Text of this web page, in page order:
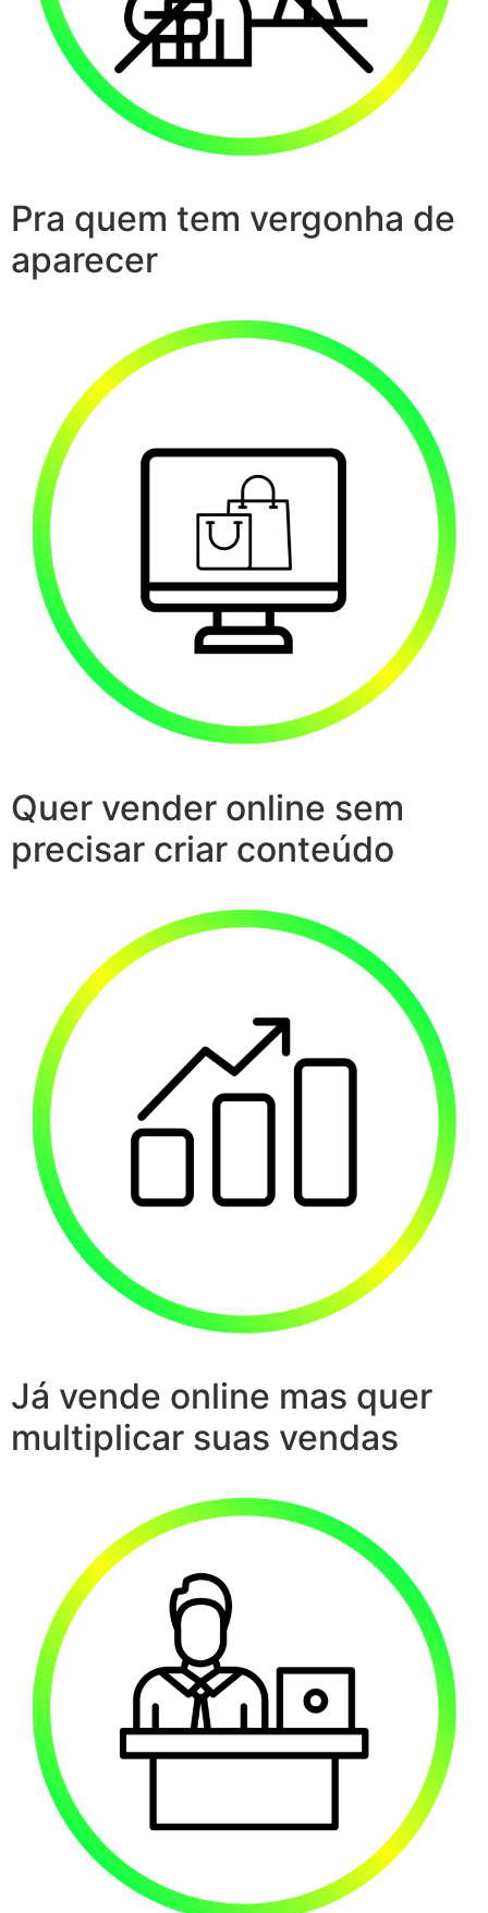
Pra quem tem vergonha de
aparecer
Quer vender online sem
precisar criar conteúdo
Já vende online mas quer
multiplicar suas vendas